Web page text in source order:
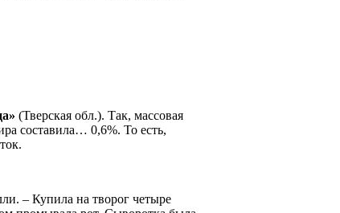
(Тверская обл.). Так, массовая
составила… 0,6%. То есть,
– Купила на творог четыре